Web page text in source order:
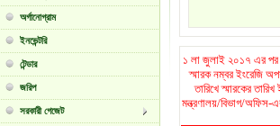
অর্গানোগ্রাম
ইনভেন্টরি
টেন্ডার
জরিপ
সরকারী গেজেট
১ লা জুলাই ২০১৭ এর পর
স্মারক নম্বর ইংরেজি
তারিখে স্মারকের
মন্ত্রণালয়/বিভাগ/অফিস-